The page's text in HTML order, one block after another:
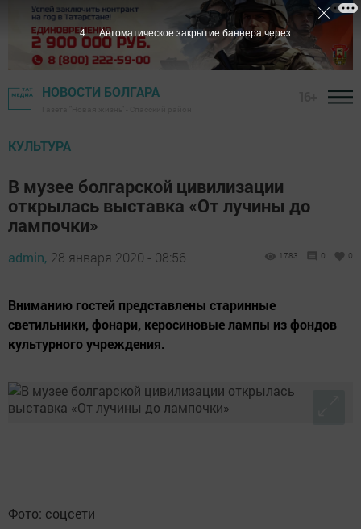
НОВОСТИ БОЛГАРА
КУЛЬТУРА
В музее болгарской цивилизации
открылась выставка «От лучины до
лампочки»
admin, 28 января 2020 - 08:56 1783 0 0
Вниманию гостей представлены старинные
светильники, фонари, керосиновые лампы из фондов
культурного учреждения.
Фото: соцсети
3 Автоматическое закрытие баннера через